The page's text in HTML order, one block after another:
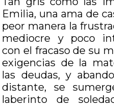
Emilia, una ama de
peor manera la
mediocre y poco
con el fracaso de su
exigencias de la
las deudas, y
distante, se
laberinto de